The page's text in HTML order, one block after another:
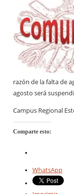
razón de la falta de
agosto será
Campus Regional
Comparte esto:
WhatsApp